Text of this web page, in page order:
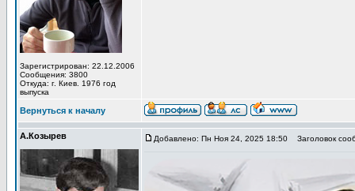
Зарегистрирован: 22.12.2006
Сообщения: 3800
Откуда: г. Киев. 1976 год
выпуска
Вернуться к началу
А.Козырев Добавлено: Пн Ноя 24, 2025 18:50 Заголовок